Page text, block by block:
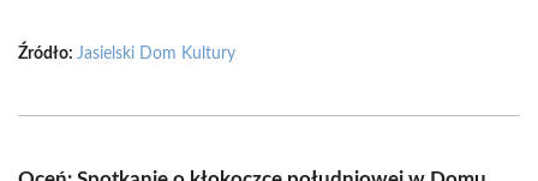
Źródło: Jasielski Dom Kultury